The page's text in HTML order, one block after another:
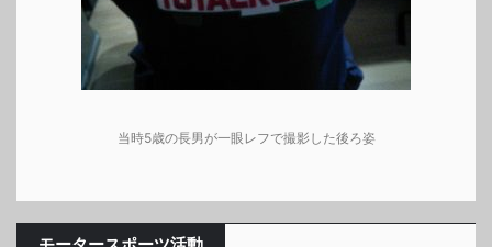
当時5歳の長男が一眼レフで撮影した後ろ姿